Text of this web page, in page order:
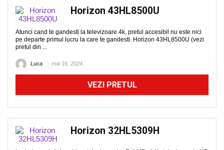
Horizon 43HL8500U
Atunci cand te gandesti la televizoare 4k, pretul accesibil nu este nici
pe departe primul lucru la care te gandesti. Horizon 43HL8500U (vezi
pretul din ...
Luca mai 16, 2024
VEZI PRETUL
Horizon 32HL5309H